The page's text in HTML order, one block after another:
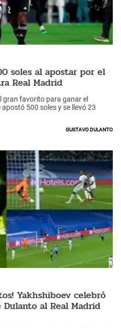
soles al apostar por el
Real Madrid
gran favorito para ganar el
500 soles y se llevó 23
Gustavo Dulanto
Yakhshiboev celebró
al Real Madrid